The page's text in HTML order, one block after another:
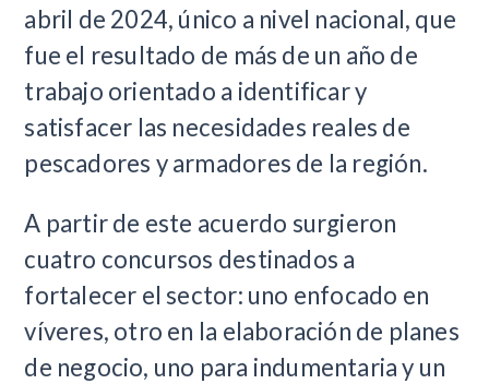
abril de 2024, único a nivel nacional, que
fue el resultado de más de un año de
trabajo orientado a identificar y
satisfacer las necesidades reales de
pescadores y armadores de la región.
A partir de este acuerdo surgieron
cuatro concursos destinados a
fortalecer el sector: uno enfocado en
víveres, otro en la elaboración de planes
de negocio, uno para indumentaria y un